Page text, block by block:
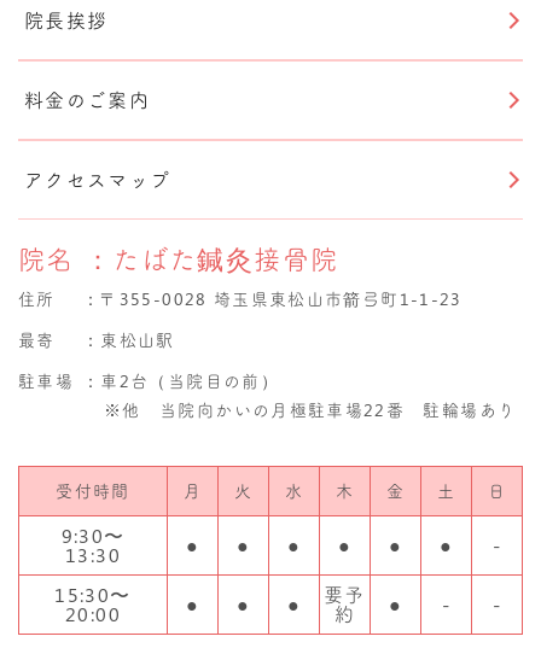
院長挨拶
料金のご案内
アクセスマップ
院名 ：たばた鍼灸接骨院
住所 ： 〒355-0028 埼玉県東松山市箭弓町1-1-23
最寄
：東松山駅
駐車場
：車2台（当院目の前）
※他 当院向かいの月極駐車場22番 駐輪場あり
受付時間 月 火 水 木 金 土 日
9:30〜
13:30 ● ● ● ● ● ●
-
15:30〜
20:00 ● ● ● 要予
約 ● - -